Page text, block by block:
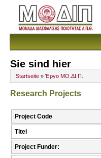
Sie sind hier
Startseite » Έργο ΜΟ.ΔΙ.Π.
Research Projects
Project Code
Titel
Project Funder: